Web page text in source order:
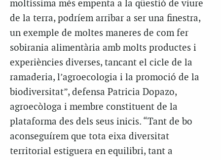
moltíssima més empenta a la qüestió de viure
de la terra, podríem arribar a ser una finestra,
un exemple de moltes maneres de com fer
sobirania alimentària amb molts productes i
experiències diverses, tancant el cicle de la
ramaderia, l’agroecologia i la promoció de la
biodiversitat”, defensa Patricia Dopazo,
agroecòloga i membre constituent de la
plataforma des dels seus inicis. “Tant de bo
aconseguírem que tota eixa diversitat
territorial estiguera en equilibri, tant a